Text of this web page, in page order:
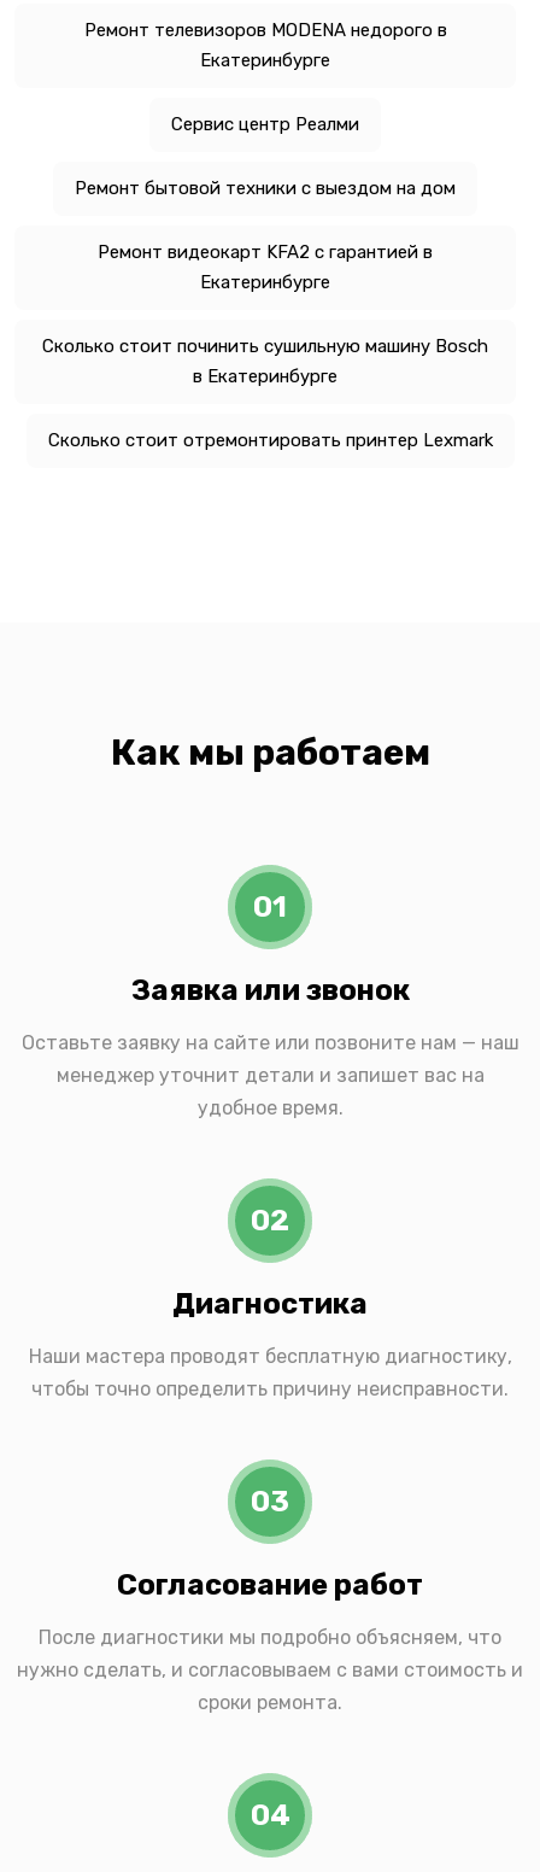
Ремонт телевизоров MODENA недорого в
Екатеринбурге
Сервис центр Реалми
Ремонт бытовой техники с выездом на дом
Ремонт видеокарт KFA2 с гарантией в
Екатеринбурге
Сколько стоит починить сушильную машину Bosch
в Екатеринбурге
Сколько стоит отремонтировать принтер Lexmark
Как мы работаем
01
Заявка или звонок
Оставьте заявку на сайте или позвоните нам — наш
менеджер уточнит детали и запишет вас на
удобное время.
02
Диагностика
Наши мастера проводят бесплатную диагностику,
чтобы точно определить причину неисправности.
03
Согласование работ
После диагностики мы подробно объясняем, что
нужно сделать, и согласовываем с вами стоимость и
сроки ремонта.
04